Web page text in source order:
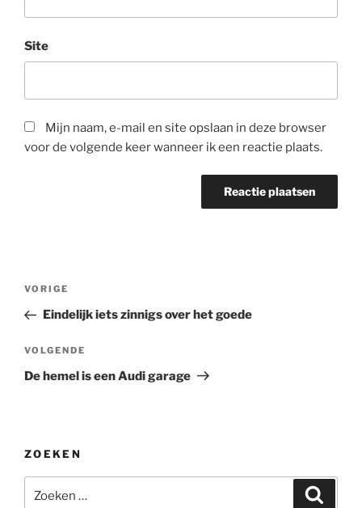
Site
Mijn naam, e-mail en site opslaan in deze browser
voor de volgende keer wanneer ik een reactie plaats.
Bericht
Vorig
bericht
VORIGE
Eindelijk iets zinnigs over het goede
Volgend
bericht
VOLGENDE
De hemel is een Audi garage
ZOEKEN
naar: